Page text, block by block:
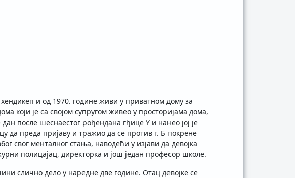
и од 1970. године живи у приватном дому за
који је са својом супругом живео у просторијама дома,
после шеснаестог рођендана гђице Y и нанео јој је
да преда пријаву и тражио да се против г. Б покрене
свог менталног стања, наводећи у изјави да девојка
полицајац, директорка и још један професор школе.
слично дело у наредне две године. Отац девојке се